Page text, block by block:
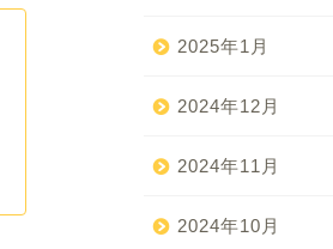
2025年1月
2024年12月
2024年11月
2024年10月